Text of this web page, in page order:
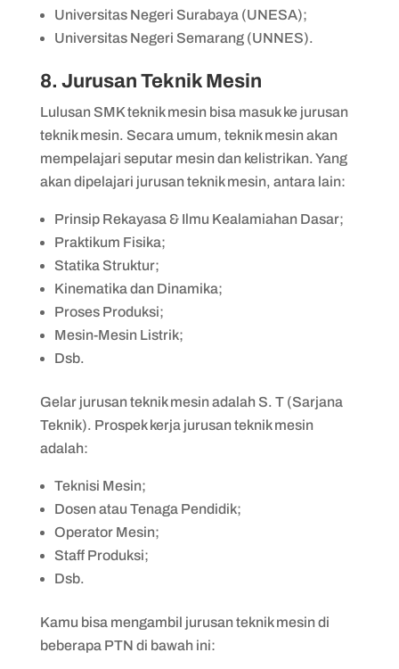
Universitas Negeri Surabaya (UNESA);
Universitas Negeri Semarang (UNNES).
8. Jurusan Teknik Mesin
Lulusan SMK teknik mesin bisa masuk ke jurusan
teknik mesin. Secara umum, teknik mesin akan
mempelajari seputar mesin dan kelistrikan. Yang
akan dipelajari jurusan teknik mesin, antara lain:
Prinsip Rekayasa & Ilmu Kealamiahan Dasar;
Praktikum Fisika;
Statika Struktur;
Kinematika dan Dinamika;
Proses Produksi;
Mesin-Mesin Listrik;
Dsb.
Gelar jurusan teknik mesin adalah S. T (Sarjana
Teknik). Prospek kerja jurusan teknik mesin
adalah:
Teknisi Mesin;
Dosen atau Tenaga Pendidik;
Operator Mesin;
Staff Produksi;
Dsb.
Kamu bisa mengambil jurusan teknik mesin di
beberapa PTN di bawah ini: